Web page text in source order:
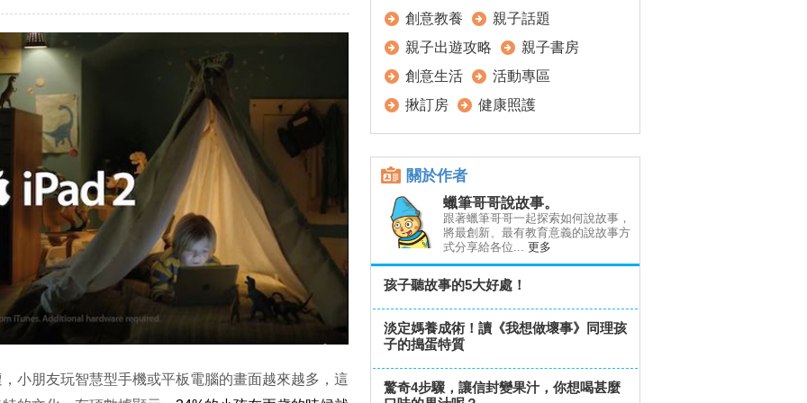
小朋友玩智慧型手機或平板電腦的畫面越來越多，這
創意教養
親子話題
親子出遊攻略
親子書房
創意生活
活動專區
揪訂房
健康照護
關於作者
蠟筆哥哥說故事。
跟著蠟筆哥哥一起探索如何說故事，
將最創新、最有教育意義的說故事方
式分享給各位... 更多
孩子聽故事的5大好處！
淡定媽養成術！讀《我想做壞事》同理孩
子的搗蛋特質
驚奇4步驟，讓信封變果汁，你想喝甚麼